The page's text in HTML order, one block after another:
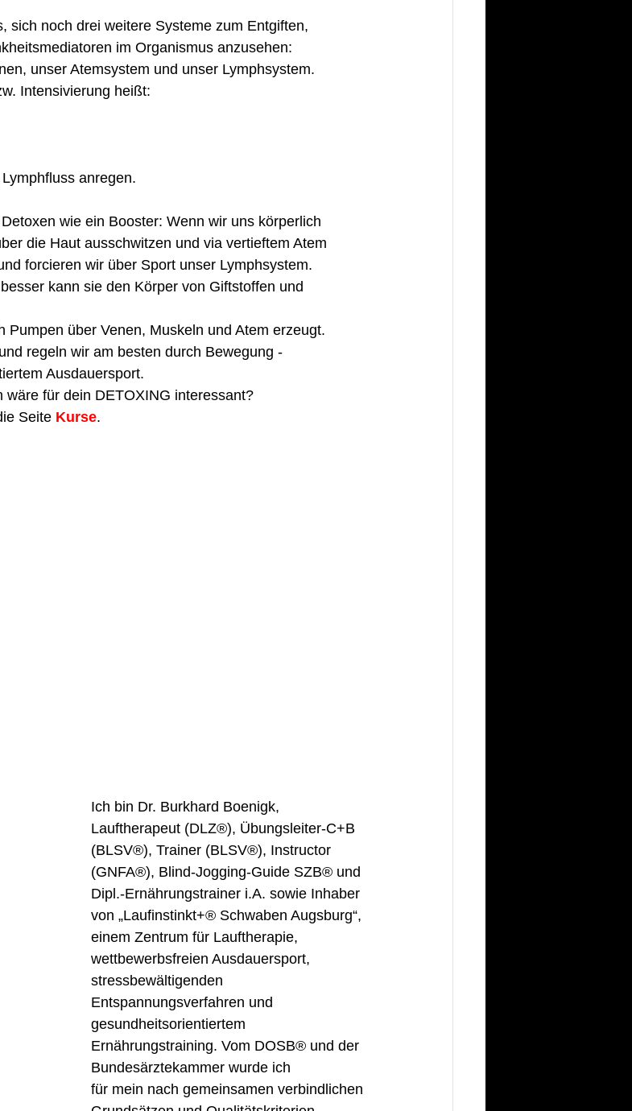
sich noch drei weitere Systeme zum Entgiften,
im Organismus anzusehen:
unser Atemsystem und unser Lymphsystem.
Intensivierung heißt:
anregen.
wie ein Booster: Wenn wir uns körperlich
die Haut ausschwitzen und via vertieftem Atem
forcieren wir über Sport unser Lymphsystem.
kann sie den Körper von Giftstoffen und
Pumpen über Venen, Muskeln und Atem erzeugt.
regeln wir am besten durch Bewegung -
Ausdauersport.
für dein DETOXING interessant?
Seite Kurse.
Ich bin Dr. Burkhard Boenigk,
Lauftherapeut (DLZ®), Übungsleiter-C+B
(BLSV®), Trainer (BLSV®), Instructor
(GNFA®), Blind-Jogging-Guide SZB® und
Dipl.-Ernährungstrainer i.A. sowie Inhaber
von „Laufinstinkt+® Schwaben Augsburg“,
einem Zentrum für Lauftherapie,
wettbewerbsfreien Ausdauersport,
stressbewältigenden
Entspannungsverfahren und
gesundheitsorientiertem
Ernährungstraining. Vom DOSB® und der
Bundesärztekammer wurde ich
für mein nach gemeinsamen verbindlichen